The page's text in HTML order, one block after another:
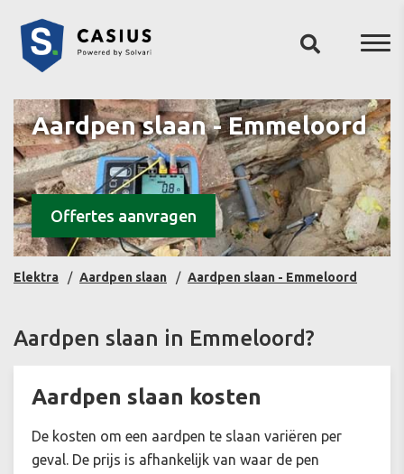
Aardpen slaan - Emmeloord
Offertes aanvragen
Elektra Aardpen slaan Aardpen slaan - Emmeloord
Aardpen slaan in Emmeloord?
Aardpen slaan kosten
De kosten om een aardpen te slaan variëren per
geval. De prijs is afhankelijk van waar de pen